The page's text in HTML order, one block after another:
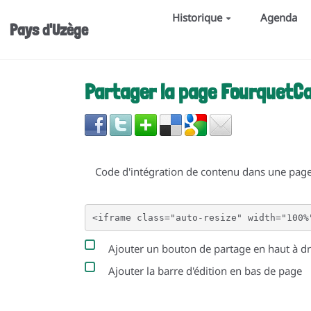
Pays d'Uzège
Historique Agenda
Partager la page
Code d'intégration de contenu dans une
Ajouter un bouton de partage en haut à
Ajouter la barre d'édition en bas de page